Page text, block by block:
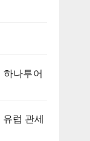
하나투어
럽 관세